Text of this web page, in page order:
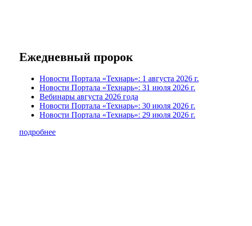
Ежедневный пророк
Новости Портала «Технарь»: 1 августа 2026 г.
Новости Портала «Технарь»: 31 июля 2026 г.
Вебинары августа 2026 года
Новости Портала «Технарь»: 30 июля 2026 г.
Новости Портала «Технарь»: 29 июля 2026 г.
подробнее